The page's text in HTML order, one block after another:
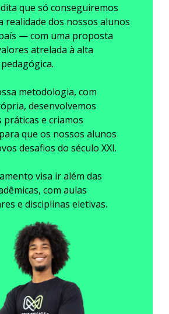
que só conseguiremos
realidade dos nossos alunos
— com uma proposta
atrelada à alta
metodologia, com
desenvolvemos
práticas e criamos
que os nossos alunos
desafios do século XXI.
visa ir além das
com aulas
e disciplinas eletivas.